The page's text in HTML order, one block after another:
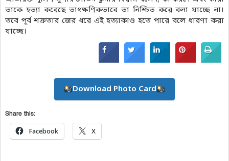
তাকে হত্যা করেছে তাৎক্ষণিকভাবে তা নিশ্চিত করে বলা যাচ্ছে না।
তবে পূর্ব শত্রুতার জের ধরে এই হত্যাকাণ্ড হতে পারে বলে ধারণা করা
যাচ্ছে।
Download Photo Card
Share this:
Facebook X